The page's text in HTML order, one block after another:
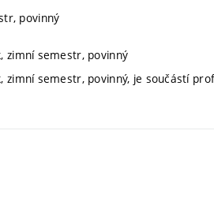
povinný
zimní semestr, povinný
zimní semestr, povinný, je součástí